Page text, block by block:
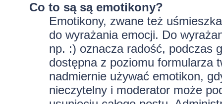
Co to są są emotikony?
Emotikony, zwane też
do wyrażania emocji. Do
np. :) oznacza radość, podczas
dostępna z poziomu formularza
nadmiernie używać emotikon,
nieczytelny i moderator może